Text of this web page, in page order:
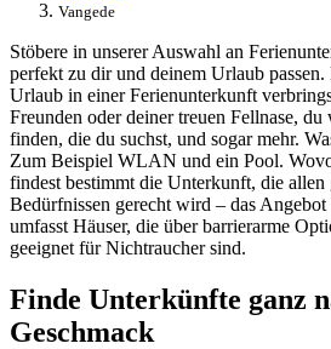
Vangede
Stöbere in unserer Auswahl an
perfekt zu dir und deinem Urlaub
Urlaub in einer Ferienunterkunft
Freunden oder deiner treuen Fellnase,
finden, die du suchst, und sogar mehr.
Zum Beispiel WLAN und ein Pool.
findest bestimmt die Unterkunft, die allen
Bedürfnissen gerecht wird – das
umfasst Häuser, die über barrierarme
geeignet für Nichtraucher sind.
Finde Unterkünfte ganz
Geschmack